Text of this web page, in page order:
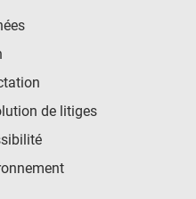
de litiges